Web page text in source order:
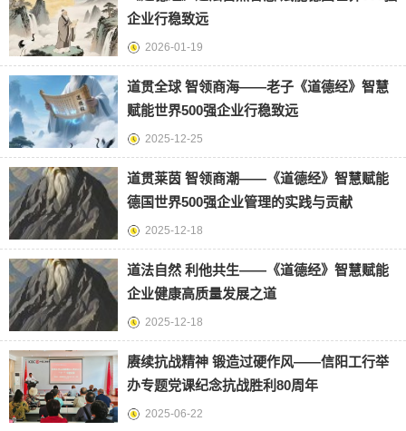
企业行稳致远
2026-01-19
道贯全球 智领商海——老子《道德经》智慧
赋能世界500强企业行稳致远
2025-12-25
道贯莱茵 智领商潮——《道德经》智慧赋能
德国世界500强企业管理的实践与贡献
2025-12-18
道法自然 利他共生——《道德经》智慧赋能
企业健康高质量发展之道
2025-12-18
赓续抗战精神 锻造过硬作风——信阳工行举
办专题党课纪念抗战胜利80周年
2025-06-22